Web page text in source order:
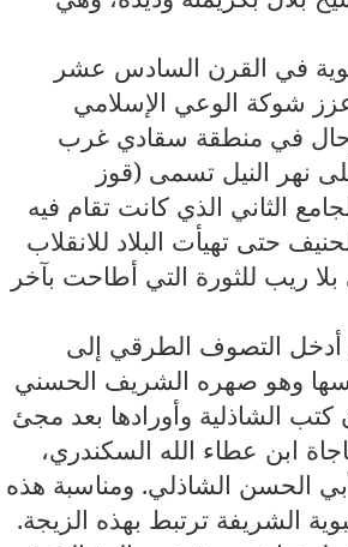
في القرن السادس عشر
شوكة الوعي الإسلامي
في منطقة سقادي غرب
نهر النيل تسمى (قوز
الثاني الذي كانت تقام فيه
حتى تهيأت البلاد للانقلاب
ريب للثورة التي أطاحت بآخر
أدخل التصوف الطرقي إلى
وهو صهره الشريف الحسني
الشاذلية وأورادها بعد مجئ
ابن عطاء الله السكندري،
الحسن الشاذلي. ومناسبة هذه
الشريفة ترتبط بهذه الزيجة.